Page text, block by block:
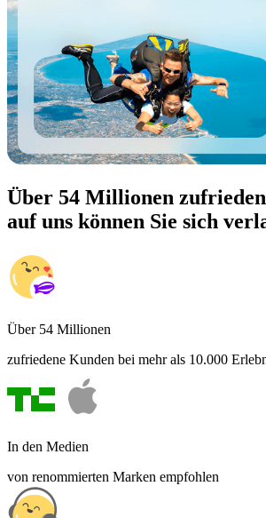
Über 54 Millionen
auf uns können Sie sich
Über 54 Millionen
zufriedene Kunden bei mehr als 10.000
In den Medien
von renommierten Marken empfohlen